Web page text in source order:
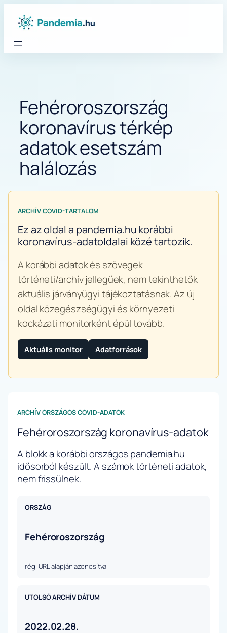
Fehéroroszország
koronavírus térkép
adatok esetszám
halálozás
ARCHÍV COVID-TARTALOM
Ez az oldal a pandemia.hu korábbi
koronavírus-adatoldalai közé tartozik.
A korábbi adatok és szövegek
történeti/archív jellegűek, nem tekinthetők
aktuális járványügyi tájékoztatásnak. Az új
oldal közegészségügyi és környezeti
kockázati monitorként épül tovább.
Aktuális monitor Adatforrások
ARCHÍV ORSZÁGOS COVID-ADATOK
Fehéroroszország koronavírus-adatok
A blokk a korábbi országos pandemia.hu
idősorból készült. A számok történeti adatok,
nem frissülnek.
ORSZÁG
Fehéroroszország
régi URL alapján azonosítva
UTOLSÓ ARCHÍV DÁTUM
2022.02.28.